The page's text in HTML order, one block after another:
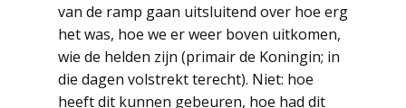
van de ramp gaan uitsluitend over hoe erg
het was, hoe we er weer boven uitkomen,
wie de helden zijn (primair de Koningin; in
die dagen volstrekt terecht). Niet: hoe
heeft dit kunnen gebeuren, hoe had dit